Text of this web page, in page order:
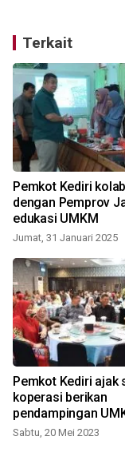
Terkait
Pemkot Kediri
dengan Pemprov
edukasi UMKM
Jumat, 31 Januari 2025
Pemkot Kediri ajak
koperasi berikan
pendampingan
Sabtu, 20 Mei 2023